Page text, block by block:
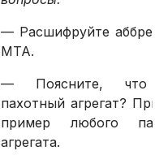
— Расшифруйте
МТА.
— Поясните, что
пахотный агрегат?
пример любого
агрегата.